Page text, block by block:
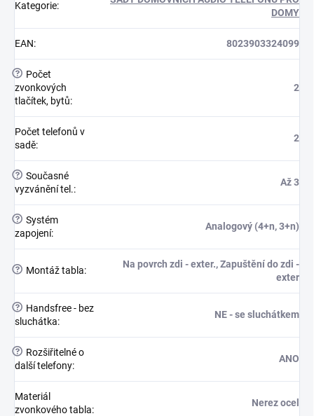
Kategorie:
DOMY
EAN: 8023903324099
?
Počet
zvonkových
tlačítek, bytů:
2
Počet telefonů v
sadě:
2
? Současné
vyzvánění tel.:
Až 3
? Systém
zapojení:
Analogový (4+n, 3+n)
? Montáž tabla:
Na povrch zdi - exter., Zapuštění do zdi -
exter
?
Handsfree - bez
sluchátka:
NE - se sluchátkem
?
Rozšiřitelné o
další telefony:
ANO
Materiál
zvonkového tabla:
Nerez ocel